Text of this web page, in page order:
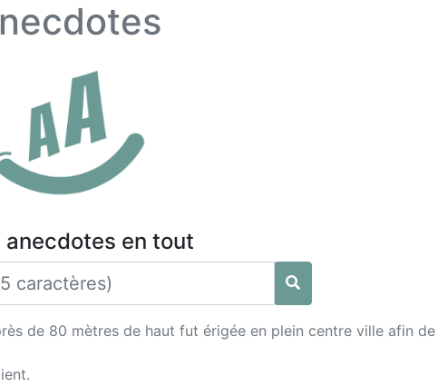
anecdotes en tout
de 80 mètres de haut fut érigée en plein centre ville afin